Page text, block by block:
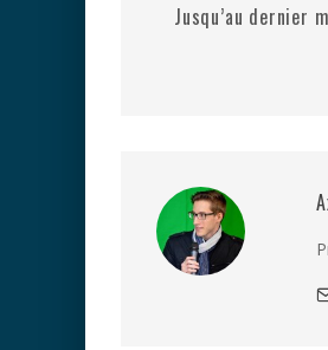
Jusqu’au dernier